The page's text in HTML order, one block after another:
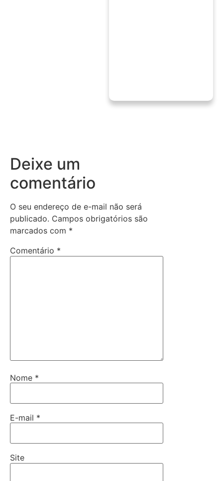
Deixe um
comentário
O seu endereço de e-mail não será
publicado. Campos obrigatórios são
marcados com *
Comentário *
Nome *
E-mail *
Site